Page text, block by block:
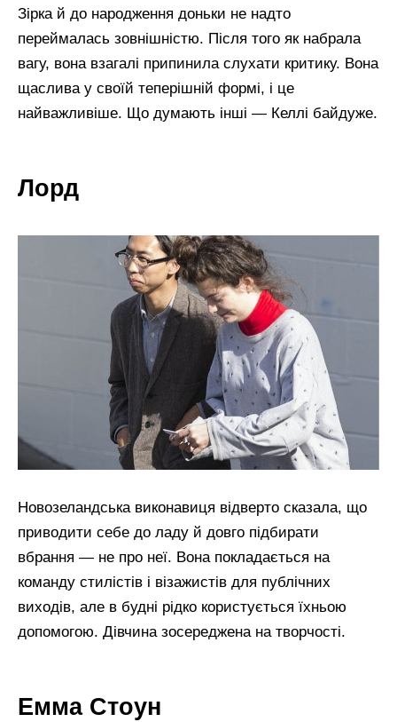
Зірка й до народження доньки не надто
переймалась зовнішністю. Після того як набрала
вагу, вона взагалі припинила слухати критику. Вона
щаслива у своїй теперішній формі, і це
найважливіше. Що думають інші — Келлі байдуже.
Лорд
Новозеландська виконавиця відверто сказала, що
приводити себе до ладу й довго підбирати
вбрання — не про неї. Вона покладається на
команду стилістів і візажистів для публічних
виходів, але в будні рідко користується їхньою
допомогою. Дівчина зосереджена на творчості.
Емма Стоун